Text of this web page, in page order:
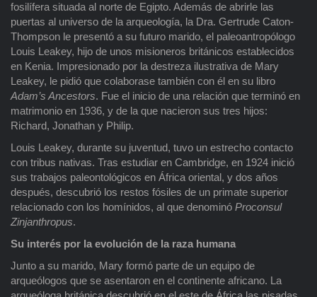
fosilífera situada al norte de Egipto. Además de abrirle las
puertas al universo de la arqueología, la Dra. Gertrude Caton-
Thompson le presentó a su futuro marido, el paleoantropólogo
Louis Leakey, hijo de unos misioneros británicos establecidos
en Kenia. Impresionado por la destreza ilustrativa de Mary
Leakey, le pidió que colaborase también con él en su libro
Adam’s Ancestors. Fue el inicio de una relación que terminó en
matrimonio en 1936, y de la que nacieron sus tres hijos:
Richard, Jonathan y Philip.
Louis Leakey, durante su juventud, tuvo un estrecho contacto
con tribus nativas. Tras estudiar en Cambridge, en 1924 inició
sus trabajos paleontológicos en África oriental, y dos años
después, descubrió los restos fósiles de un primate superior
relacionado con los homínidos, al que denominó Proconsul
Zinjanthropus.
Su interés por la evolución de la raza humana
Junto a su marido, Mary formó parte de un equipo de
arqueólogos que se asentaron en el continente africano. La